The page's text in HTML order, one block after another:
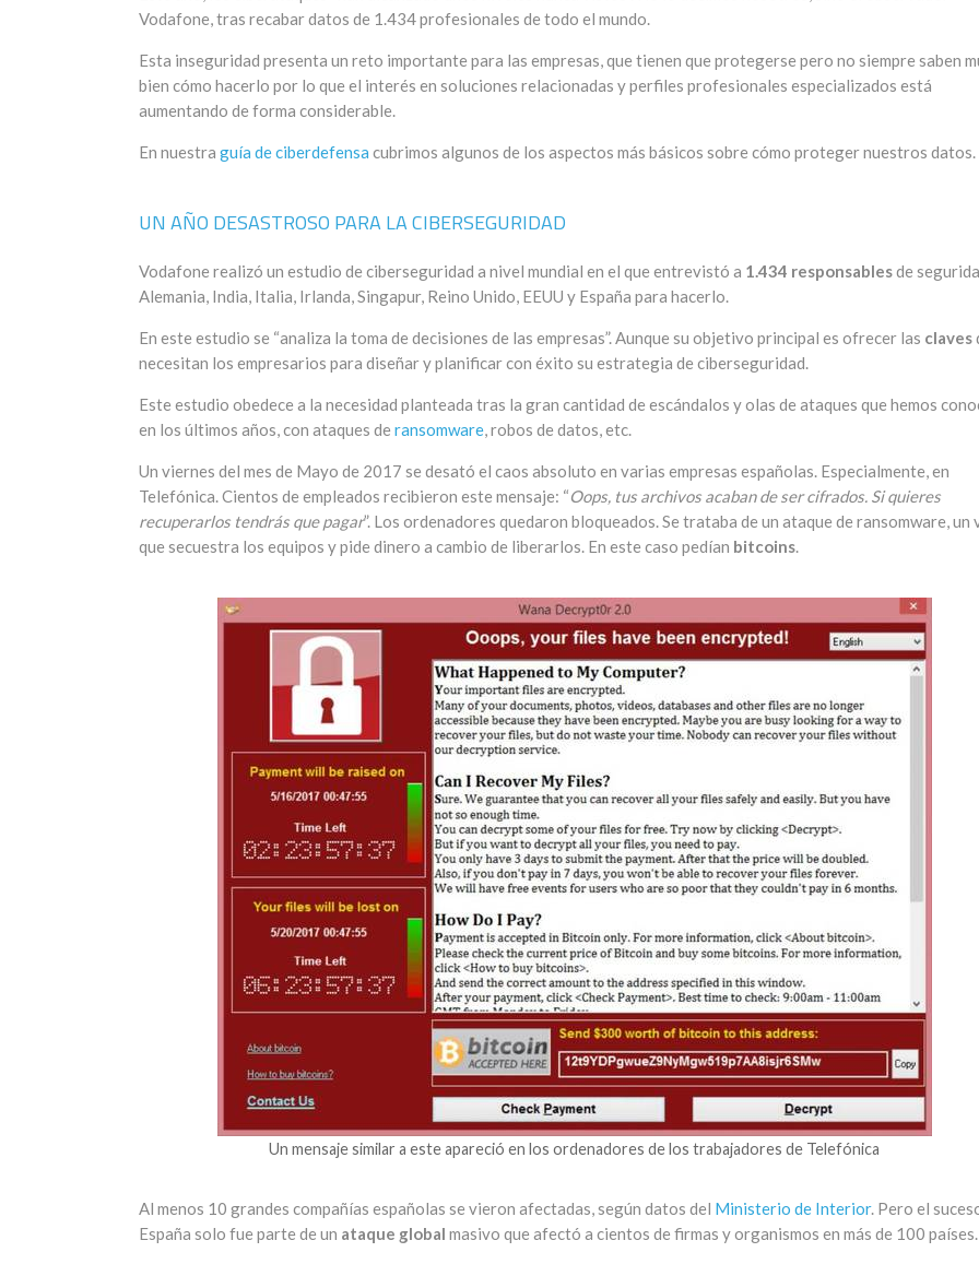
Vodafone, tras recabar datos de 1.434 profesionales de todo el mundo.
Esta inseguridad presenta un reto importante para las empresas, que tienen que protegerse pero no siempre saben
bien cómo hacerlo por lo que el interés en soluciones relacionadas y perfiles profesionales especializados está
aumentando de forma considerable.
En nuestra guía de ciberdefensa cubrimos algunos de los aspectos más básicos sobre cómo proteger nuestros datos.
UN AÑO DESASTROSO PARA LA CIBERSEGURIDAD
Vodafone realizó un estudio de ciberseguridad a nivel mundial en el que entrevistó a 1.434 responsablesde
Alemania, India, Italia, Irlanda, Singapur, Reino Unido, EEUU y España para hacerlo.
En este estudio se “analiza la toma de decisiones de las empresas”. Aunque su objetivo principal es ofrecer las claves
necesitan los empresarios para diseñar y planificar con éxito su estrategia de ciberseguridad.
Este estudio obedece a la necesidad planteada tras la gran cantidad de escándalos y olas de ataques que hemos
en los últimos años, con ataques de ransomware, robos de datos, etc.
Un viernes del mes de Mayo de 2017 se desató el caos absoluto en varias empresas españolas. Especialmente, en
Telefónica. Cientos de empleados recibieron este mensaje: “Oops, tus archivos acaban de ser cifrados. Si quieres
recuperarlos tendrás que pagar”. Los ordenadores quedaron bloqueados. Se trataba de un ataque de ransomware, un
que secuestra los equipos y pide dinero a cambio de liberarlos. En este caso pedían bitcoins.
Un mensaje similar a este apareció en los ordenadores de los trabajadores de Telefónica
Al menos 10 grandes compañías españolas se vieron afectadas, según datos del Ministerio de Interior. Pero el
España solo fue parte de un ataque global masivo que afectó a cientos de firmas y organismos en más de 100 países.